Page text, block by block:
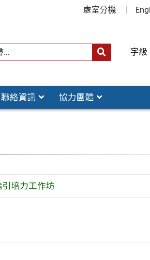
處室分機
字級
聯絡資訊 協力團體
引培力工作坊